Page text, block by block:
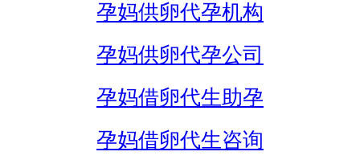
孕妈供卵代孕机构
孕妈供卵代孕公司
孕妈借卵代生助孕
孕妈借卵代生咨询